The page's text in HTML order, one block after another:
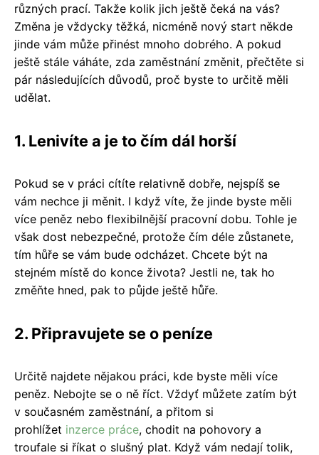
různých prací. Takže kolik jich ještě čeká na vás?
Změna je vždycky těžká, nicméně nový start někde
jinde vám může přinést mnoho dobrého. A pokud
ještě stále váháte, zda zaměstnání změnit, přečtěte si
pár následujících důvodů, proč byste to určitě měli
udělat.
1. Lenivíte a je to čím dál horší
Pokud se v práci cítíte relativně dobře, nejspíš se
vám nechce ji měnit. I když víte, že jinde byste měli
více peněz nebo flexibilnější pracovní dobu. Tohle je
však dost nebezpečné, protože čím déle zůstanete,
tím hůře se vám bude odcházet. Chcete být na
stejném místě do konce života? Jestli ne, tak ho
změňte hned, pak to půjde ještě hůře.
2. Připravujete se o peníze
Určitě najdete nějakou práci, kde byste měli více
peněz. Nebojte se o ně říct. Vždyť můžete zatím být
v současném zaměstnání, a přitom si
prohlížet inzerce práce, chodit na pohovory a
troufale si říkat o slušný plat. Když vám nedají tolik,